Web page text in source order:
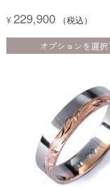
¥229,900 （税込）
オプションを選択